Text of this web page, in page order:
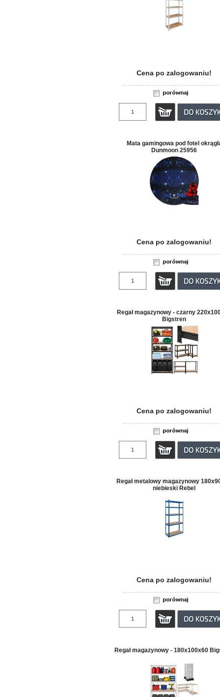
Cena po zalogowaniu!
Mata gamingowa pod fotel
Dunmoon 25956
Cena po zalogowaniu!
Regał magazynowy - czarny
Bigstren
Cena po zalogowaniu!
Regał metalowy magazynowy
niebieski Rebel
Cena po zalogowaniu!
Regał magazynowy - 180x100x60